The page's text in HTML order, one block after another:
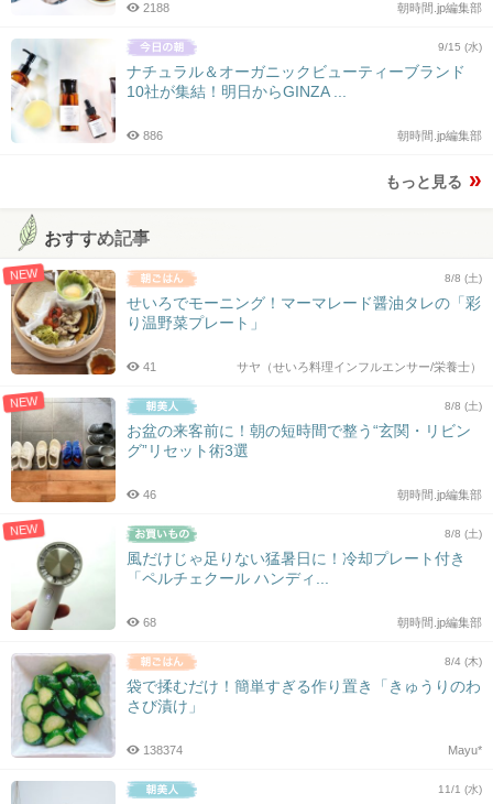
朝時間.jp編集部
2188
9/15 (水)
ナチュラル＆オーガニックビューティーブランド
10社が集結！明日からGINZA ...
朝時間.jp編集部
886
もっと見る
おすすめ記事
NEW 8/8 (土)
せいろでモーニング！マーマレード醤油タレの「彩
り温野菜プレート」
サヤ（せいろ料理インフルエンサー/栄養士）
41
NEW 8/8 (土)
お盆の来客前に！朝の短時間で整う“玄関・リビン
グ”リセット術3選
朝時間.jp編集部
46
NEW 8/8 (土)
風だけじゃ足りない猛暑日に！冷却プレート付き
「ペルチェクール ハンディ...
朝時間.jp編集部
68
8/4 (木)
袋で揉むだけ！簡単すぎる作り置き「きゅうりのわ
さび漬け」
Mayu*
138374
11/1 (水)